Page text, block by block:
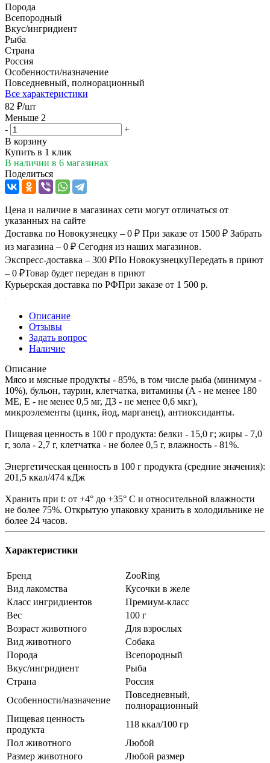
Порода
Всепородный
Вкус/ингридиент
Рыба
Страна
Россия
Особенности/назначение
Повседневный, полнорационный
Все характеристики
82 ₽/шт
Меньше 2
-
+
В корзину
Купить в 1 клик
В наличии в 6 магазинах
Поделиться
Цена и наличие в магазинах сети могут отличаться от
указанных на сайте
Доставка по Новокузнецку – 0 ₽ При заказе от 1500 ₽ Забрать
из магазина – 0 ₽ Сегодня из наших магазинов.
Экспресс-доставка – 300 ₽По НовокузнецкуПередать в приют
– 0 ₽Товар будет передан в приют
Курьерская доставка по РФПри заказе от 1 500 р.
Описание
Отзывы
Задать вопрос
Наличие
Описание
Мясо и мясные продукты - 85%, в том числе рыба (минимум -
10%), бульон, таурин, клетчатка, витамины (А - не менее 180
МЕ, Е - не менее 0,5 мг, Д3 - не менее 0,6 мкг),
микроэлементы (цинк, йод, марганец), антиоксиданты.
Пищевая ценность в 100 г продукта: белки - 15,0 г; жиры - 7,0
г, зола - 2,7 г, клетчатка - не более 0,5 г, влажность - 81%.
Энергетическая ценность в 100 г продукта (средние значения):
201,5 ккал/474 кДж
Хранить при t: от +4° до +35° C и относительной влажности
не более 75%. Открытую упаковку хранить в холодильнике не
более 24 часов.
Характеристики
Бренд
ZooRing
Вид лакомства
Кусочки в желе
Класс ингридиентов
Премиум-класс
Вес
100 г
Возраст животного
Для взрослых
Вид животного
Собака
Порода
Всепородный
Вкус/ингридиент
Рыба
Страна
Россия
Особенности/назначение
Повседневный,
полнорационный
Пищевая ценность
продукта
118 ккал/100 гр
Пол животного
Любой
Размер животного
Любой размер